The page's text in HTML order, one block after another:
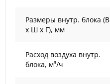
Размеры внутр. блока (В
х Ш х Г), мм
Расход воздуха внутр.
блока, м³/ч